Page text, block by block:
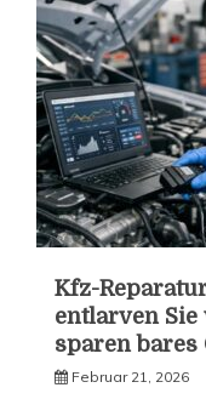
Kfz-
entlarven Sie
sparen bares
Februar 21, 2026